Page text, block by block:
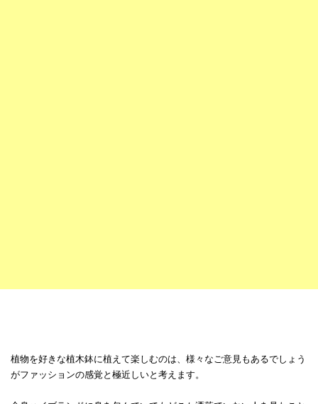
植物を好きな植木鉢に植えて楽しむのは、様々なご意見もあるでしょう
がファッションの感覚と極近しいと考えます。